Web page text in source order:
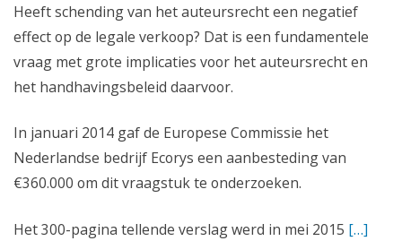
Heeft schending van het auteursrecht een negatief
effect op de legale verkoop? Dat is een fundamentele
vraag met grote implicaties voor het auteursrecht en
het handhavingsbeleid daarvoor.
In januari 2014 gaf de Europese Commissie het
Nederlandse bedrijf Ecorys een aanbesteding van
€360.000 om dit vraagstuk te onderzoeken.
Het 300-pagina tellende verslag werd in mei 2015 […]